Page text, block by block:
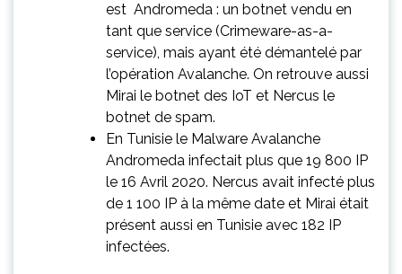
est Andromeda : un botnet vendu en
tant que service (Crimeware-as-a-
service), mais ayant été démantelé par
l’opération Avalanche. On retrouve aussi
Mirai le botnet des IoT et Nercus le
botnet de spam.
En Tunisie le Malware Avalanche
Andromeda infectait plus que 19 800 IP
le 16 Avril 2020. Nercus avait infecté plus
de 1 100 IP à la même date et Mirai était
présent aussi en Tunisie avec 182 IP
infectées.